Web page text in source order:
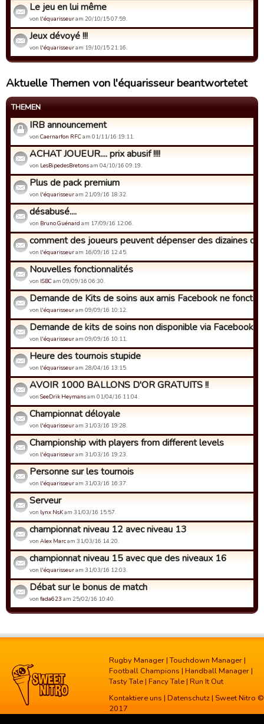
Le jeu en lui même
von l'équarisseuram 20/10/15 07:59.
Jeux dévoyé !!!
von l'équarisseuram 19/10/15 21:16.
Aktuelle Themen von l'équarisseur beantwortetet
THEMEN
IRB announcement
von Caernarfon RFCam 01/11/16 19:11.
ACHAT JOUEUR.... prix abusif !!!!
von LesBipedesBretonsam 04/10/16 09:19.
Plus de pack premium
von l'équarisseuram 21/09/16 18:32.
désabusé....
von Bruno Guénard am 17/09/16 12:06.
comment des joueurs peuvent dépenser des dizaines de
von l'équarisseuram 16/09/16 12:45.
Nouvelles fonctionnalités
von ISBCam 09/09/16 06:30.
Demande de Kits de soins aux amis Facebook ne
von l'équarisseuram 09/09/16 10:12.
Demande de kits de soins non disponible via Facebook
von l'équarisseuram 09/09/16 10:11.
Heure des tournois stupide
von l'équarisseuram 28/04/16 13:15.
AVOIR 1000 BALLONS D'OR GRATUITS !!
von SeeDrik Heymansam 01/04/16 11:04.
Championnat déloyale
von l'équarisseuram 31/03/16 19:28.
Championship with players from different levels
von l'équarisseuram 31/03/16 19:23.
Personne sur les tournois
von l'équarisseuram 31/03/16 16:37.
Serveur
von lynx NsKam 31/03/16 15:57.
championnat niveau 12 avec niveau 13
von Alex Marcam 31/03/16 14:20.
championnat niveau 15 avec que des niveaux 16
von l'équarisseuram 31/03/16 12:03.
Débat sur le bonus de match
von fada623 am 25/02/16 10:40.
Rugby Manager |Touchdown Manager |
Football Champions | Handball Manager |
Tasty Tale | Fancy Tale | Run It Out
Kontaktiere uns | Datenschutz | Sweet Nitro ©
2017